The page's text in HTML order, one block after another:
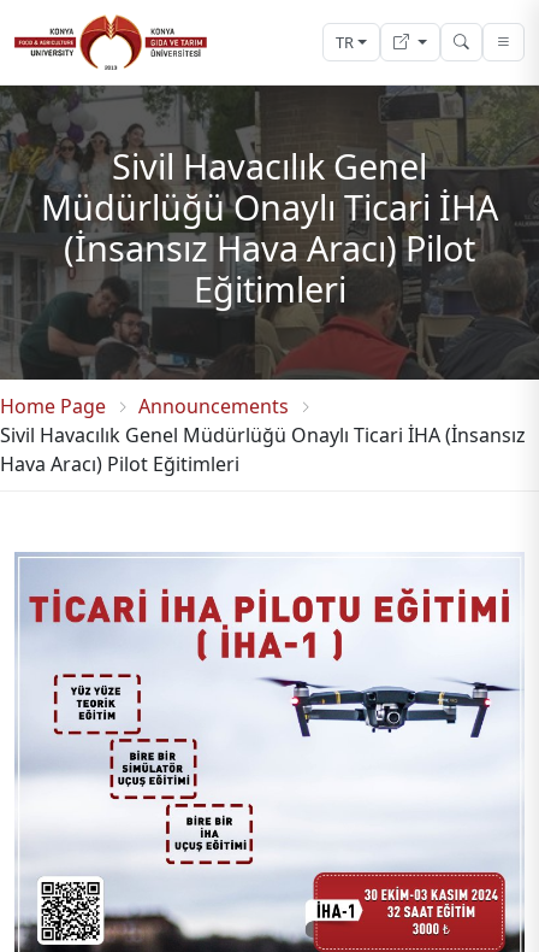
TR
Sivil Havacılık Genel
Müdürlüğü Onaylı Ticari İHA
(İnsansız Hava Aracı) Pilot
Eğitimleri
Home Page
Announcements
Sivil Havacılık Genel Müdürlüğü Onaylı Ticari İHA (İnsansız
Hava Aracı) Pilot Eğitimleri